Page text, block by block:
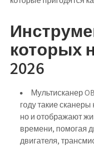
которых
2026
Мультисканер
году такие
но и отображают
времени, помогая
двигателя,